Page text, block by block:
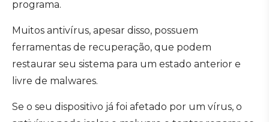
programa.
Muitos antivírus, apesar disso, possuem
ferramentas de recuperação, que podem
restaurar seu sistema para um estado anterior e
livre de malwares.
Se o seu dispositivo já foi afetado por um vírus, o